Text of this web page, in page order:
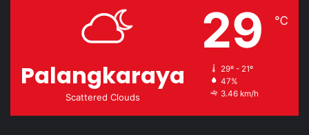
Palangkaraya
Scattered Clouds
29 ℃
29º - 21º
47%
3.46 km/h